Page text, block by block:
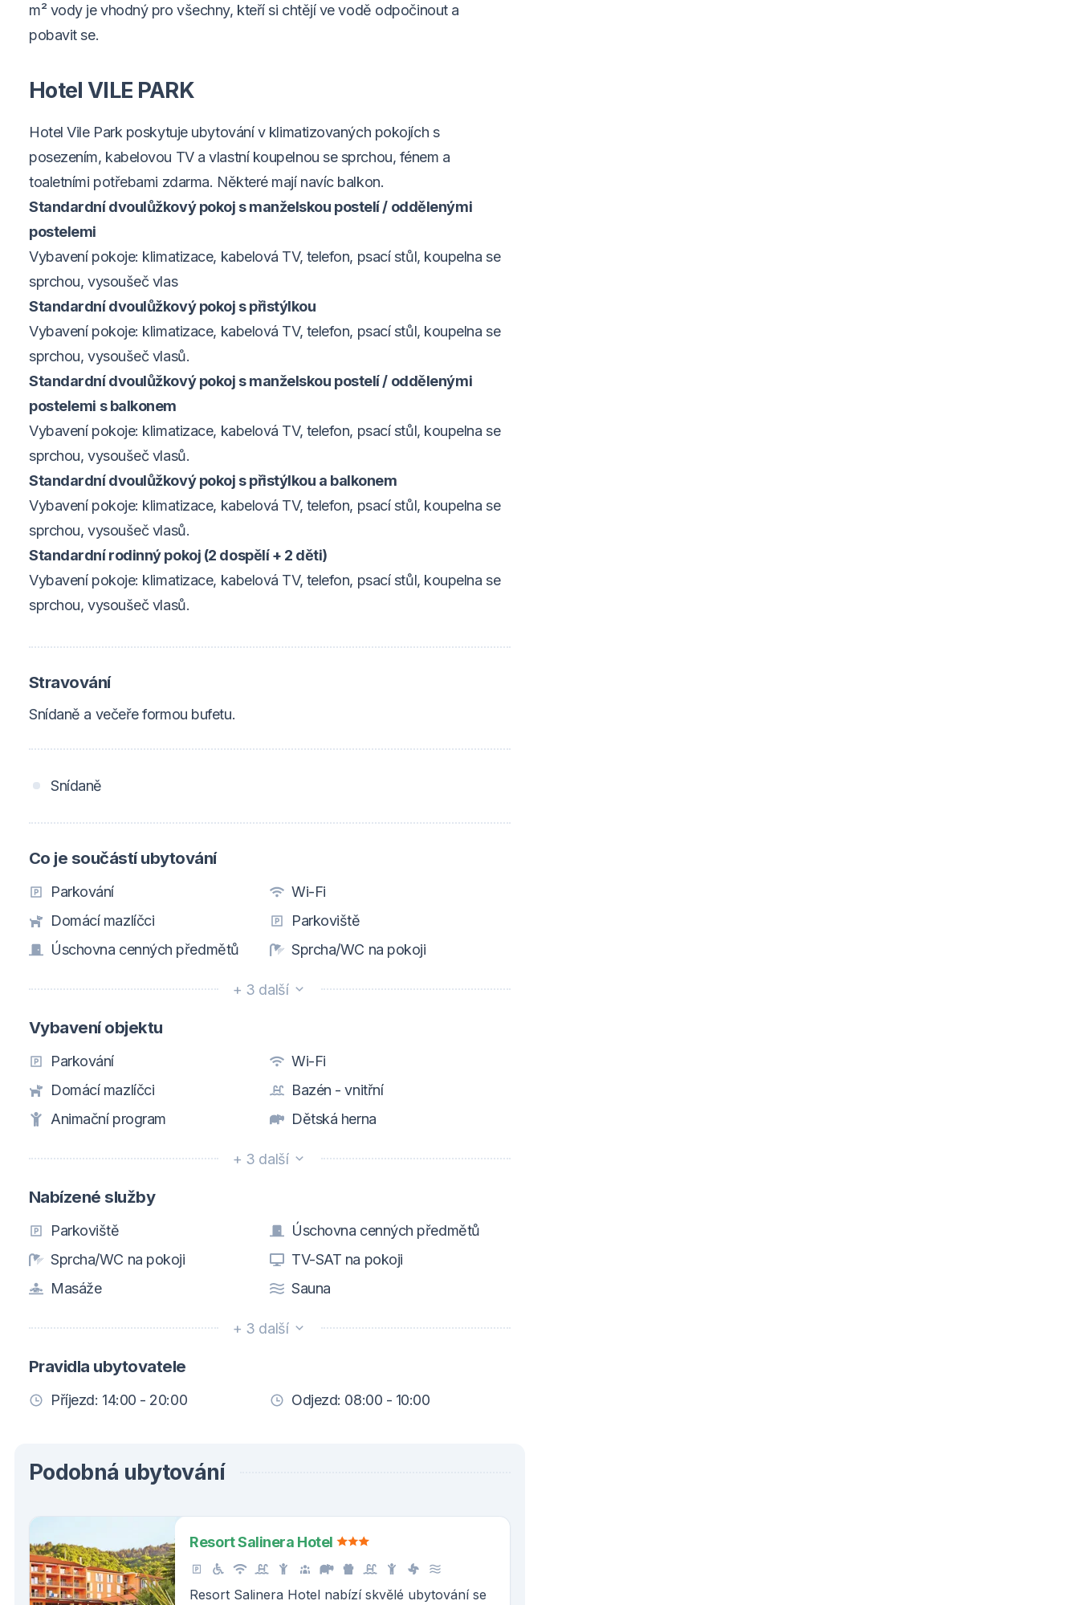
m² vody je vhodný pro všechny, kteří si chtějí ve vodě odpočinout a
pobavit se.
Hotel VILE PARK
Hotel Vile Park poskytuje ubytování v klimatizovaných pokojích s
posezením, kabelovou TV a vlastní koupelnou se sprchou, fénem a
toaletními potřebami zdarma. Některé mají navíc balkon.
Standardní dvoulůžkový pokoj s manželskou postelí / oddělenými
postelemi
Vybavení pokoje: klimatizace, kabelová TV, telefon, psací stůl, koupelna se
sprchou, vysoušeč vlas
Standardní dvoulůžkový pokoj s přistýlkou
Vybavení pokoje: klimatizace, kabelová TV, telefon, psací stůl, koupelna se
sprchou, vysoušeč vlasů.
Standardní dvoulůžkový pokoj s manželskou postelí / oddělenými
postelemi s balkonem
Vybavení pokoje: klimatizace, kabelová TV, telefon, psací stůl, koupelna se
sprchou, vysoušeč vlasů.
Standardní dvoulůžkový pokoj s přistýlkou a balkonem
Vybavení pokoje: klimatizace, kabelová TV, telefon, psací stůl, koupelna se
sprchou, vysoušeč vlasů.
Standardní rodinný pokoj (2 dospělí + 2 děti)
Vybavení pokoje: klimatizace, kabelová TV, telefon, psací stůl, koupelna se
sprchou, vysoušeč vlasů.
Stravování
Snídaně a večeře formou bufetu.
Snídaně
Co je součástí ubytování
Parkování
Wi-Fi
Domácí mazlíčci
Parkoviště
Úschovna cenných předmětů
Sprcha/WC na pokoji
+ 3 další
Vybavení objektu
Parkování
Wi-Fi
Domácí mazlíčci
Bazén - vnitřní
Animační program
Dětská herna
+ 3 další
Nabízené služby
Parkoviště
Úschovna cenných předmětů
Sprcha/WC na pokoji
TV-SAT na pokoji
Masáže
Sauna
+ 3 další
Pravidla ubytovatele
Příjezd: 14:00 - 20:00 Odjezd: 08:00 - 10:00
Podobná ubytování
Resort Salinera Hotel
Resort Salinera Hotel nabízí skvělé ubytování se